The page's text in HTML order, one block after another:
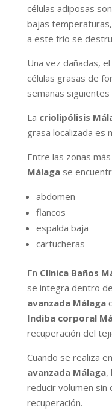
células adiposas
bajas
a este frío se
Una vez dañadas,
células grasas de
semanas
La criolipólisis
grasa localizada es
Entre las zonas
Málagase
abdomen
flancos
espalda baja
cartucheras
En Clínica Baños
se integra dentro
avanzada Málaga
Indiba corporal
recuperación del
Cuando se realiza
avanzada Málaga,
reducir volumen sin
recuperación.